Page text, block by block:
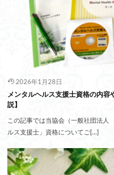
2026年1月28日
メンタルヘルス支援士資格の内容
説】
この記事では当協会（一般社団法
ルス支援士」資格についてご[…]